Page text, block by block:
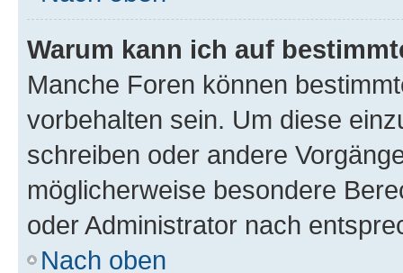
Warum kann ich auf
Manche Foren können
vorbehalten sein. Um diese
schreiben oder andere
möglicherweise besondere
oder Administrator nach
Nach oben